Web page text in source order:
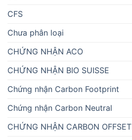
CFS
Chưa phân loại
CHỨNG NHẬN ACO
CHỨNG NHẬN BIO SUISSE
Chứng nhận Carbon Footprint
Chứng nhận Carbon Neutral
CHỨNG NHẬN CARBON OFFSET